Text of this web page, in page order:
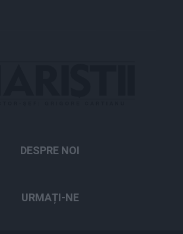
DESPRE NOI
URMAȚI-NE